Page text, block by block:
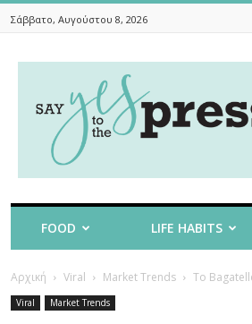
Σάββατο, Αυγούστου 8, 2026
To
The
FOOD LIFE HABITS
Αρχική Viral Market Trends Το
Viral Market Trends